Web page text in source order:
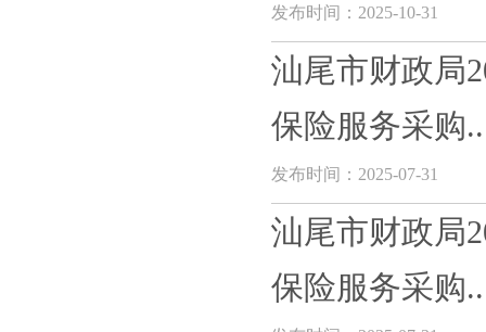
发布时间：2025-10-31
汕尾市财政局
保险服务采购
发布时间：2025-07-31
汕尾市财政局
保险服务采购